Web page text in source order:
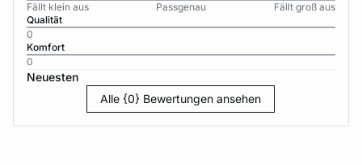
Fällt klein aus
Passgenau
Fällt groß aus
Qualität
0
Komfort
0
Neuesten
Alle {0} Bewertungen ansehen